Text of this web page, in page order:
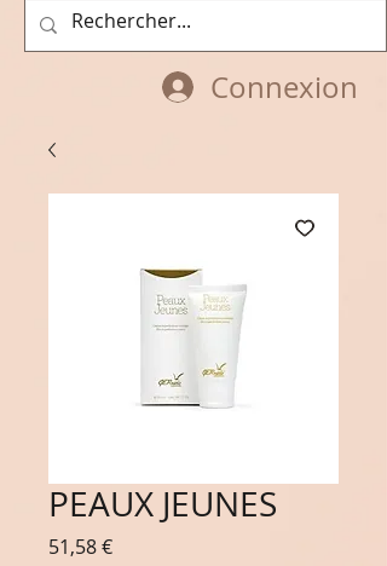
Connexion
PEAUX JEUNES
51,58 €Prix